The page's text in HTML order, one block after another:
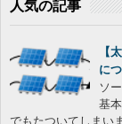
人気の記事
【
に
ソ
基
でもたついてしまい